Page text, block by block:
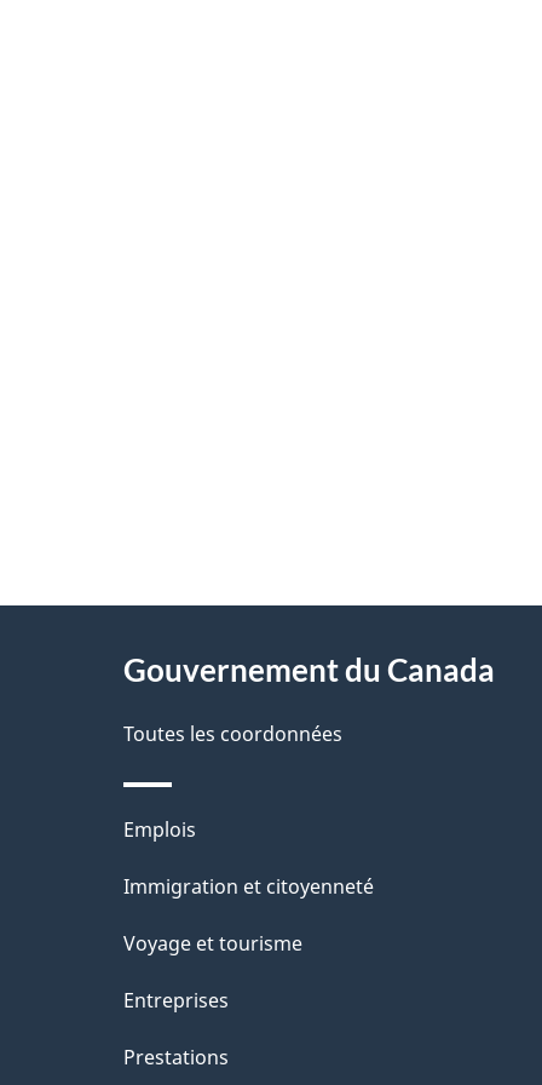
D
é
t
a
i
l
d
e
l
Gouvernement du Canada
Toutes les coordonnées
Thèmes
et
Emplois
Immigration et citoyenneté
Voyage et tourisme
Entreprises
Prestations